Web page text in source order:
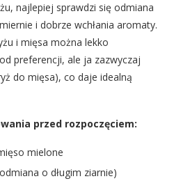
najlepiej sprawdzi się odmiana
i dobrze wchłania aromaty.
i mięsa można lekko
preferencji, ale ja zazwyczaj
do mięsa), co daje idealną
przed rozpoczęciem:
mielone
o długim ziarnie)